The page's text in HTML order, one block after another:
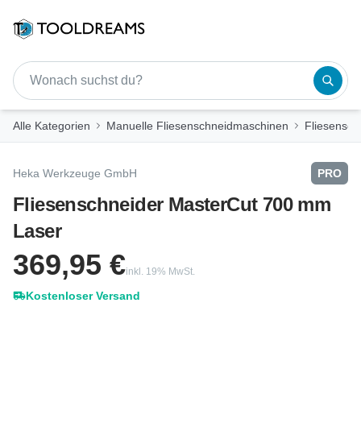
Tooldreams GmbH
Alle Kategorien Manuelle Fliesenschneidmaschinen
Heka Werkzeuge GmbH PRO
Fliesenschneider MasterCut 700 mm
Laser
369,95 €inkl. 19% MwSt.
Kostenloser Versand